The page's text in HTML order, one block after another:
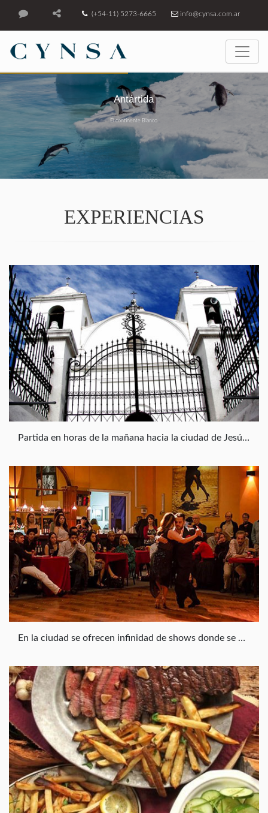
(+54-11) 5273-6665 info@cynsa.com.ar
Antártida
El continente Blanco
EXPERIENCIAS
Partida en horas de la mañana hacia la ciudad de Jesús María recorriendo la Ruta Nac. 9 Norte, que actualmente coincide con el antiguo trazado del Camino Real al Alto Perú, visitando los siguientes lugares: Museo Jesuítico Nacional de Jesús María, Estancia que fuera adquirida por los Jesuitas en 1618. Anfiteatro de Doma y Folklore Martín Fierro: lugar donde se lleva a cabo todos los años en el mes de Enero el trascendente Festival Nacional de Doma y Folklore. Colonia Caroya: Localidad de inmigrantes italianos, es reconocida por su producción de embutidos, conservas y dulces. Casa de Caroya: lugar donde funcionó la primer fábrica de armas blancas del país, inaugurada en 1815. Aquí se hospedaron entre otros el Gral. Belgrano y el Gral. San Martín. Actualmente funciona un museo de artesanías y de la colonización. Luego se visita la Iglesia y Estancia Jesuítica Santa Catalina. 15 Km. al Sur se llega a la Localidad de Ascochinga. Zona levemente ondulada con profusa vegetación. Se visita la Capilla del Sagrado Corazón de Jesús. Continuando hacia el sur se llega a La Granja en donde se destacan grandes villas de estilo germánico. A 7 Km. al sur se llega a la localidad de Agua de Oro, donde se toma el camino que se dirige a la famosa Capilla de Candonga. La misma perteneció a los jesuitas. La Capilla data de 1730, en su altar se venera a la Virgen del Rosario y en su interior se pueden ver decoraciones realizadas por los indígenas. Es Monumento Histórico Nacional. Por último se recorrerán las localidades turísticas de El Manzano, Salsipuedes, y Río Ceballos, desde donde se retornará a la Ciudad de Córdoba.
En la ciudad se ofrecen infinidad de shows donde se puede ver a parejas profesionales bailar Tango sobre un escenario; pero en ninguno de estos lugares se encuentra a los tangueros reales y locales. El “Porteño” va a las Milongas y es allí a donde nos lleva este paseo, para conocer sobre los códigos y tradiciones de la mano de un auténtico tanguero. Visitaremos una típica milonga Porteña donde los locales se juntan a bailar y escuchar tango; disfrutaremos de una Orquesta Típica en vivo; tomaremos una clase para aprender los primeros pasos y un guía especializado dará una introducción a los códigos de la milonga y características del baile.